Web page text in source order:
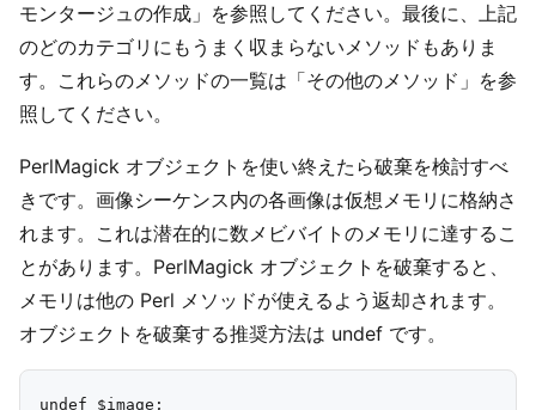
モンタージュの作成」を参照してください。最後に、上記
のどのカテゴリにもうまく収まらないメソッドもありま
す。これらのメソッドの一覧は「その他のメソッド」を参
照してください。
PerlMagick オブジェクトを使い終えたら破棄を検討すべ
きです。画像シーケンス内の各画像は仮想メモリに格納さ
れます。これは潜在的に数メビバイトのメモリに達するこ
とがあります。PerlMagick オブジェクトを破棄すると、
メモリは他の Perl メソッドが使えるよう返却されます。
オブジェクトを破棄する推奨方法は undef です。